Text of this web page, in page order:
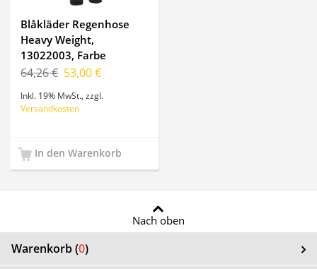
Blåkläder Regenhose
Heavy Weight,
13022003, Farbe
Schwarz, Größe XL
64,26 € 53,00 €
Inkl. 19% MwSt.,zzgl.
Versandkosten
In den Warenkorb
Nach oben
Warenkorb (0)